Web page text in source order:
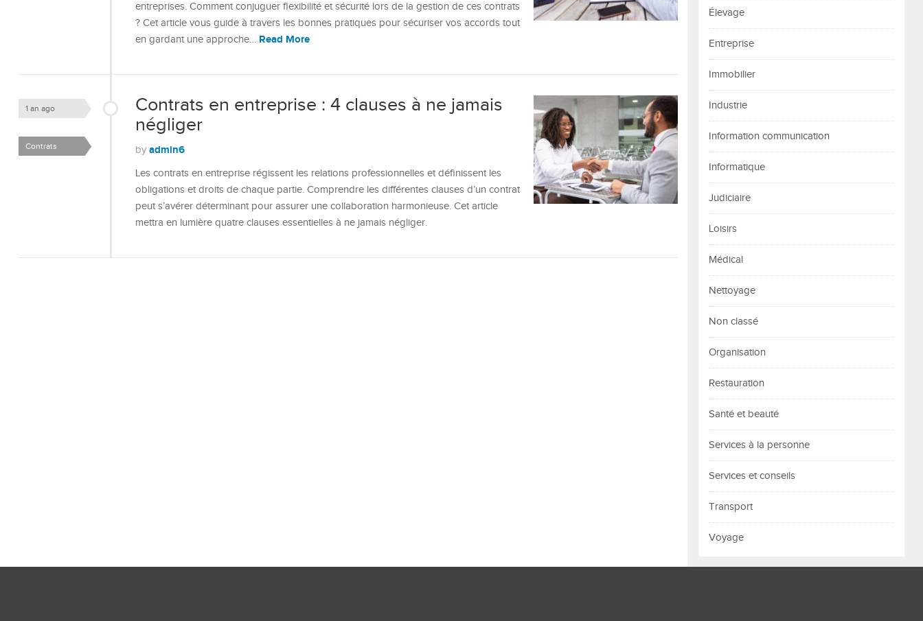
entreprises. Comment conjuguer flexibilité et sécurité lors de la gestion de ces contrats
? Cet article vous guide à travers les bonnes pratiques pour sécuriser vos accords tout
en gardant une approche… Read More
Contrats en entreprise : 4 clauses à ne jamais
négliger
1 an ago
by admin6
Contrats
Les contrats en entreprise régissent les relations professionnelles et définissent les
obligations et droits de chaque partie. Comprendre les différentes clauses d’un contrat
peut s’avérer déterminant pour assurer une collaboration harmonieuse. Cet article
mettra en lumière quatre clauses essentielles à ne jamais négliger.
Élevage
Entreprise
Immobilier
Industrie
Information communication
Informatique
Judiciaire
Loisirs
Médical
Nettoyage
Non classé
Organisation
Restauration
Santé et beauté
Services à la personne
Services et conseils
Transport
Voyage